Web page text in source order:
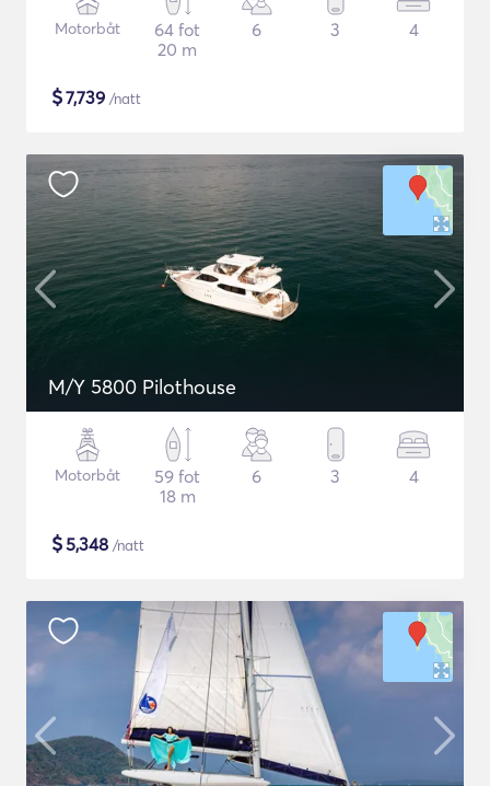
Motorbåt
64 fot
20 m
6 3 4
$7,739 /natt
M/Y 5800 Pilothouse
Motorbåt
59 fot
18 m
6 3 4
$5,348 /natt